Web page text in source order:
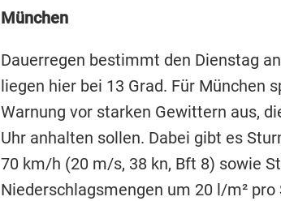
München
Dauerregen bestimmt den Dienstag
liegen hier bei 13 Grad. Für München
Warnung vor starken Gewittern aus,
Uhr anhalten sollen. Dabei gibt es
70 km/h (20 m/s, 38 kn, Bft 8) sowie
Niederschlagsmengen um 20 l/m² pro